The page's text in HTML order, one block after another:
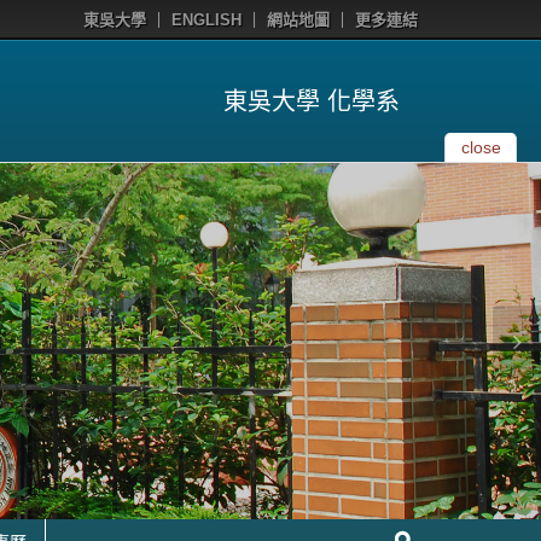
東吳大學 ENGLISH 網站地圖 更多連結
東吳大學 化學系
close